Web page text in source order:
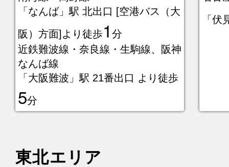
「なんば」駅 北出口 [空港バス（大
阪）方面]より徒歩1 分
近鉄難波線・奈良線・生駒線、阪神
なんば線
「大阪難波」駅 21番出口 より徒歩
5分
「
東北エリア